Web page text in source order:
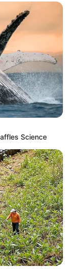
11-
la Réunion
– 2400
Science